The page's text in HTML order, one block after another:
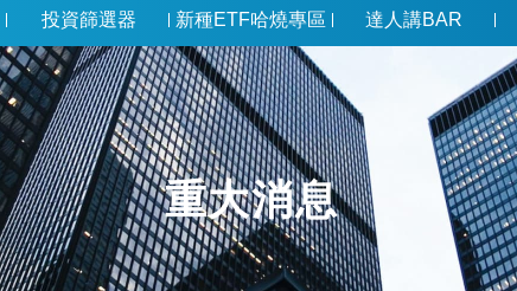
投資篩選器 新種ETF哈燒專區 達人講BAR
重大消息